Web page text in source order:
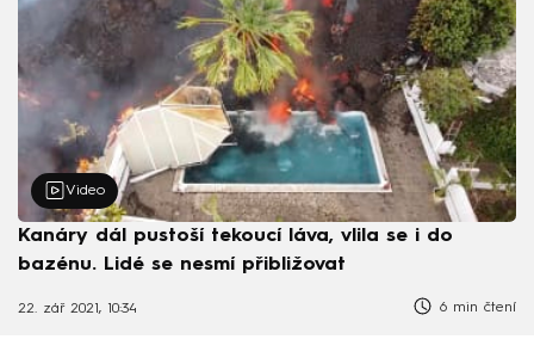
Video
Kanáry dál pustoší tekoucí láva, vlila se i do
bazénu. Lidé se nesmí přibližovat
22. zář 2021, 10:34 6 min čtení